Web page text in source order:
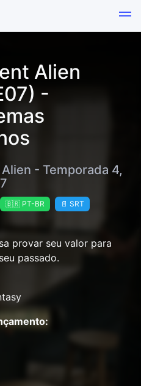
Alien
-
- Temporada 4,
🇧🇷 PT-BR 📄 SRT
provar seu valor para
passado.